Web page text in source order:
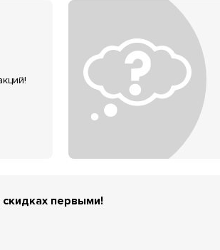
первыми!